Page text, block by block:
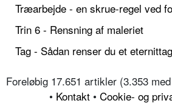
Træarbejde - en skrue-regel ved
Trin 6 - Rensning af maleriet
Tag - Sådan renser du et eternittag
Foreløbig 17.651 artikler (3.353
• Kontakt • Cookie- og